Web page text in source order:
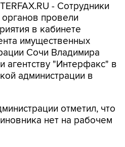
- Сотрудники
провели
в кабинете
имущественных
Сочи Владимира
"Интерфакс" в
администрации в
отметил, что
нет на рабочем